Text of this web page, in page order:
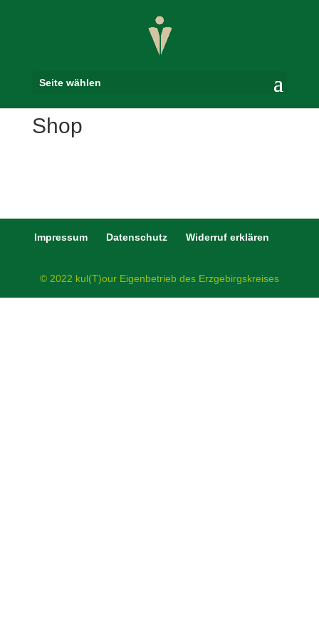
Seite wählen
Shop
Impressum Datenschutz Widerruf erklären
© 2022 kul(T)our Eigenbetrieb des Erzgebirgskreises